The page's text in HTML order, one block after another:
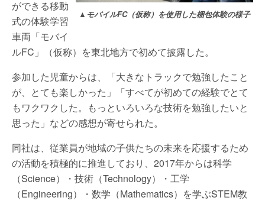
▲モバイルFC（仮称）を使用した梱包体験の様子
ができる移動
式の体験学習
車両「モバイ
ルFC」（仮称）を東北地方で初めて披露した。
参加した児童からは、「大きなトラックで勉強したこと
が、とても楽しかった」「すべてが初めての経験でとて
もワクワクした。もっといろいろな技術を勉強したいと
思った」などの感想が寄せられた。
同社は、従業員が地域の子供たちの未来を応援するため
の活動を積極的に推進しており、2017年からは科学
（Science）・技術（Technology）・工学
（Engineering）・数学（Mathematics）を学ぶSTEM教